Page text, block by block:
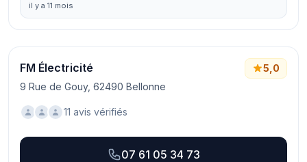
il y a 11 mois
FM Électricité
9 Rue de Gouy, 62490 Bellonne
5,0
11 avis vérifiés
07 61 05 34 73